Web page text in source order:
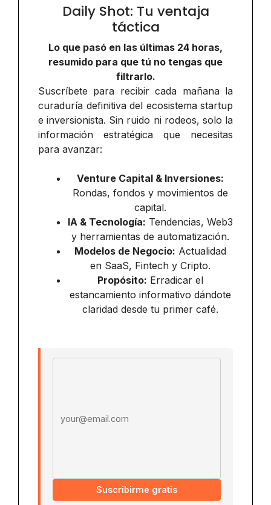
Daily Shot: Tu ventaja
táctica
Lo que pasó en las últimas 24 horas,
resumido para que tú no tengas que
filtrarlo.
Suscríbete para recibir cada mañana la
curaduría definitiva del ecosistema startup
e inversionista. Sin ruido ni rodeos, solo la
información estratégica que necesitas
para avanzar:
Venture Capital & Inversiones:
Rondas, fondos y movimientos de
capital.
IA & Tecnología: Tendencias, Web3
y herramientas de automatización.
Modelos de Negocio: Actualidad
en SaaS, Fintech y Cripto.
Propósito: Erradicar el
estancamiento informativo dándote
claridad desde tu primer café.
Suscribirme gratis